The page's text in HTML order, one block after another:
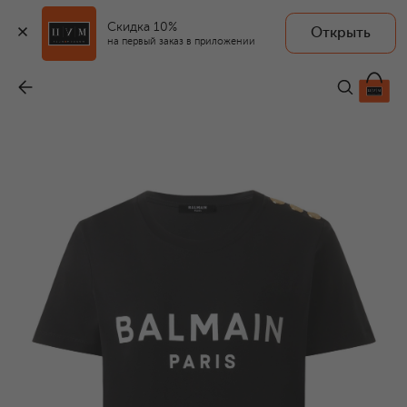
Скидка 10%
на первый заказ в приложении
Открыть
42 750 ₽